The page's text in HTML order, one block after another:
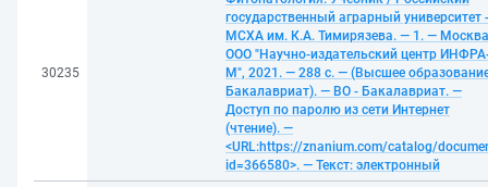
30235
государственный аграрный университет -
МСХА им. К.А. Тимирязева. — 1. —
ООО "Научно-издательский центр
М", 2021. — 288 с. — (Высшее
Бакалавриат). — ВО - Бакалавриат. —
Доступ по паролю из сети Интернет
(чтение). —
<URL:https://znanium.com/catalog/
id=366580>. — Текст: электронный